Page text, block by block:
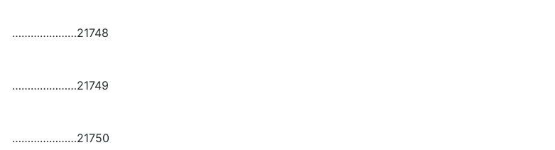
…………………21748
…………………21749
…………………21750